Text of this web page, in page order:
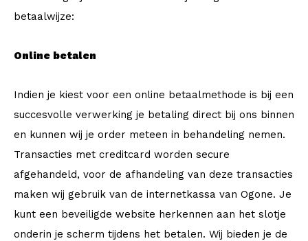
betaalwijze:
Online betalen
Indien je kiest voor een online betaalmethode is bij een
succesvolle verwerking je betaling direct bij ons binnen
en kunnen wij je order meteen in behandeling nemen.
Transacties met creditcard worden secure
afgehandeld, voor de afhandeling van deze transacties
maken wij gebruik van de internetkassa van Ogone. Je
kunt een beveiligde website herkennen aan het slotje
onderin je scherm tijdens het betalen. Wij bieden je de